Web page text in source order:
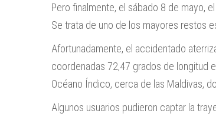
Pero finalmente, el sábado 8 de mayo,
Se trata de uno de los mayores restos
Afortunadamente, el accidentado
coordenadas 72,47 grados de longitud
Océano Índico, cerca de las Maldivas,
Algunos usuarios pudieron captar la